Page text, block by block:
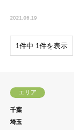
2021.06.19
1件中 1件を表示
エリア
千葉
埼玉